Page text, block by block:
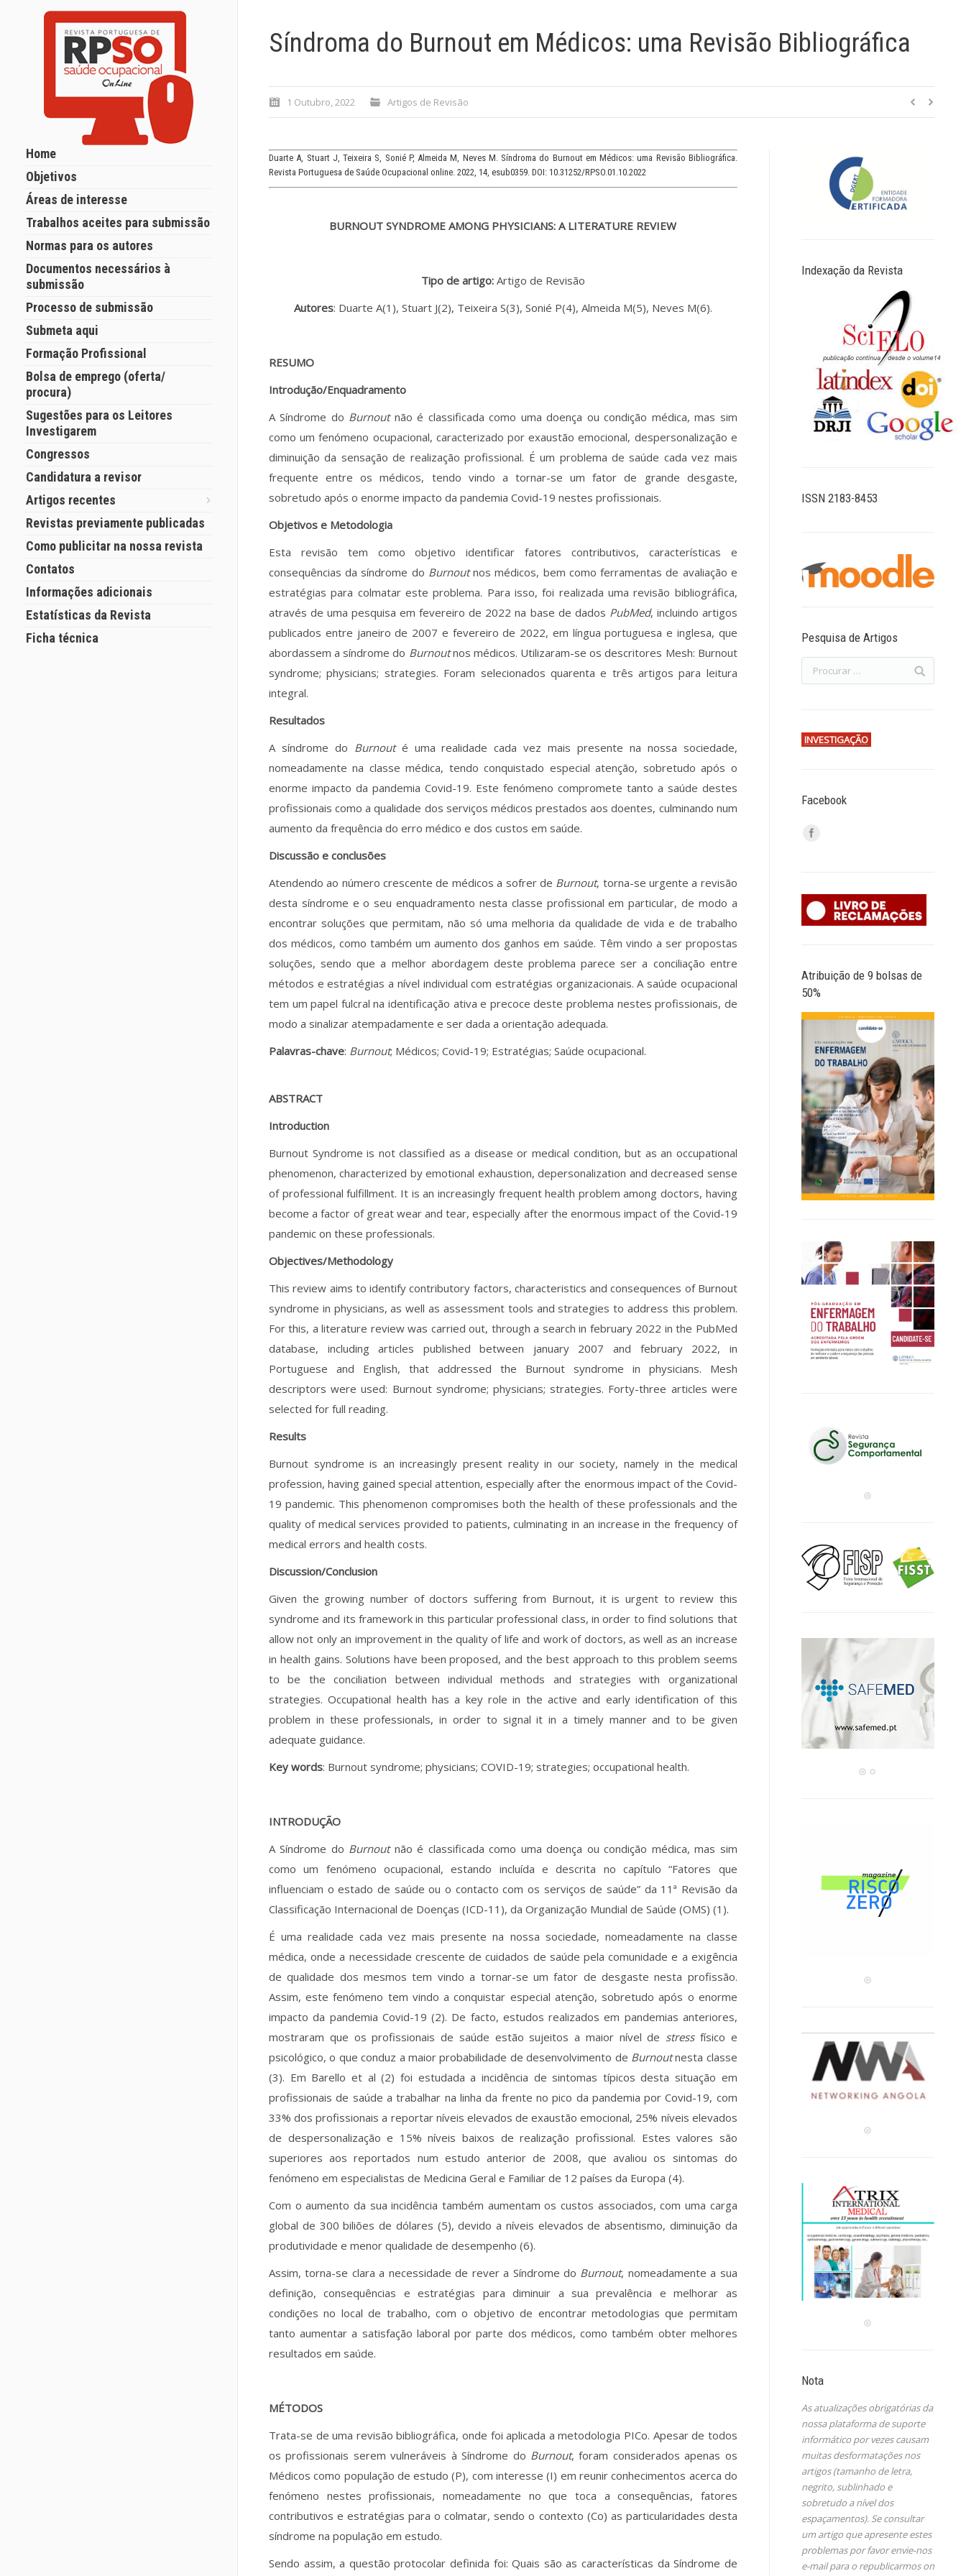
Home
Objetivos
Áreas de interesse
Trabalhos aceites para submissão
Normas para os autores
Documentos necessários à
submissão
Processo de submissão
Submeta aqui
Formação Profissional
Bolsa de emprego (oferta/
procura)
Sugestões para os Leitores
Investigarem
Congressos
Candidatura a revisor
Artigos recentes
Revistas previamente publicadas
Como publicitar na nossa revista
Contatos
Informações adicionais
Estatísticas da Revista
Ficha técnica
Síndroma do Burnout em Médicos: uma Revisão Bibliográfica
1 Outubro, 2022 Artigos de Revisão
Duarte A, Stuart J, Teixeira S, Sonié P, Almeida M, Neves M. Síndroma do Burnout em Médicos: uma Revisão Bibliográfica.
Revista Portuguesa de Saúde Ocupacional online. 2022, 14, esub0359. DOI: 10.31252/RPSO.01.10.2022
BURNOUT SYNDROME AMONG PHYSICIANS: A LITERATURE REVIEW
Tipo de artigo:Artigo de Revisão
Autores: Duarte A(1), Stuart J(2), Teixeira S(3), Sonié P(4), Almeida M(5), Neves M(6).
RESUMO
Introdução/Enquadramento
A Síndrome do Burnoutnão é classificada como uma doença ou condição médica, mas sim
como um fenómeno ocupacional, caracterizado por exaustão emocional, despersonalização e
diminuição da sensação de realização profissional. É um problema de saúde cada vez mais
frequente entre os médicos, tendo vindo a tornar-se um fator de grande desgaste,
sobretudo após o enorme impacto da pandemia Covid-19 nestes profissionais.
Objetivos e Metodologia
Esta revisão tem como objetivo identificar fatores contributivos, características e
consequências da síndrome do Burnoutnos médicos, bem como ferramentas de avaliação e
estratégias para colmatar este problema. Para isso, foi realizada uma revisão bibliográfica,
através de uma pesquisa em fevereiro de 2022 na base de dados PubMed, incluindo artigos
publicados entre janeiro de 2007 e fevereiro de 2022, em língua portuguesa e inglesa, que
abordassem a síndrome do Burnoutnos médicos. Utilizaram-se os descritores Mesh: Burnout
syndrome; physicians; strategies. Foram selecionados quarenta e três artigos para leitura
integral.
Resultados
A síndrome do Burnouté uma realidade cada vez mais presente na nossa sociedade,
nomeadamente na classe médica, tendo conquistado especial atenção, sobretudo após o
enorme impacto da pandemia Covid-19. Este fenómeno compromete tanto a saúde destes
profissionais como a qualidade dos serviços médicos prestados aos doentes, culminando num
aumento da frequência do erro médico e dos custos em saúde.
Discussão e conclusões
Atendendo ao número crescente de médicos a sofrer de Burnout, torna-se urgente a revisão
desta síndrome e o seu enquadramento nesta classe profissional em particular, de modo a
encontrar soluções que permitam, não só uma melhoria da qualidade de vida e de trabalho
dos médicos, como também um aumento dos ganhos em saúde. Têm vindo a ser propostas
soluções, sendo que a melhor abordagem deste problema parece ser a conciliação entre
métodos e estratégias a nível individual com estratégias organizacionais. A saúde ocupacional
tem um papel fulcral na identificação ativa e precoce deste problema nestes profissionais, de
modo a sinalizar atempadamente e ser dada a orientação adequada.
Palavras-chave: Burnout; Médicos; Covid-19; Estratégias; Saúde ocupacional.
ABSTRACT
Introduction
Burnout Syndrome is not classified as a disease or medical condition, but as an occupational
phenomenon, characterized by emotional exhaustion, depersonalization and decreased sense
of professional fulfillment. It is an increasingly frequent health problem among doctors, having
become a factor of great wear and tear, especially after the enormous impact of the Covid-19
pandemic on these professionals.
Objectives/Methodology
This review aims to identify contributory factors, characteristics and consequences of Burnout
syndrome in physicians, as well as assessment tools and strategies to address this problem.
For this, a literature review was carried out, through a search in february 2022 in the PubMed
database, including articles published between january 2007 and february 2022, in
Portuguese and English, that addressed the Burnout syndrome in physicians. Mesh
descriptors were used: Burnout syndrome; physicians; strategies. Forty-three articles were
selected for full reading.
Results
Burnout syndrome is an increasingly present reality in our society, namely in the medical
profession, having gained special attention, especially after the enormous impact of the Covid-
19 pandemic. This phenomenon compromises both the health of these professionals and the
quality of medical services provided to patients, culminating in an increase in the frequency of
medical errors and health costs.
Discussion/Conclusion
Given the growing number of doctors suffering from Burnout, it is urgent to review this
syndrome and its framework in this particular professional class, in order to find solutions that
allow not only an improvement in the quality of life and work of doctors, as well as an increase
in health gains. Solutions have been proposed, and the best approach to this problem seems
to be the conciliation between individual methods and strategies with organizational
strategies. Occupational health has a key role in the active and early identification of this
problem in these professionals, in order to signal it in a timely manner and to be given
adequate guidance.
Key words: Burnout syndrome; physicians; COVID-19; strategies; occupational health.
INTRODUÇÃO
A Síndrome do Burnoutnão é classificada como uma doença ou condição médica, mas sim
como um fenómeno ocupacional, estando incluída e descrita no capítulo “Fatores que
influenciam o estado de saúde ou o contacto com os serviços de saúde” da 11ª Revisão da
Classificação Internacional de Doenças (ICD-11), da Organização Mundial de Saúde (OMS) (1).
É uma realidade cada vez mais presente na nossa sociedade, nomeadamente na classe
médica, onde a necessidade crescente de cuidados de saúde pela comunidade e a exigência
de qualidade dos mesmos tem vindo a tornar-se um fator de desgaste nesta profissão.
Assim, este fenómeno tem vindo a conquistar especial atenção, sobretudo após o enorme
impacto da pandemia Covid-19 (2). De facto, estudos realizados em pandemias anteriores,
mostraram que os profissionais de saúde estão sujeitos a maior nível de stressfísico e
psicológico, o que conduz a maior probabilidade de desenvolvimento de Burnoutnesta classe
(3). Em Barello et al (2) foi estudada a incidência de sintomas típicos desta situação em
profissionais de saúde a trabalhar na linha da frente no pico da pandemia por Covid-19, com
33% dos profissionais a reportar níveis elevados de exaustão emocional, 25% níveis elevados
de despersonalização e 15% níveis baixos de realização profissional. Estes valores são
superiores aos reportados num estudo anterior de 2008, que avaliou os sintomas do
fenómeno em especialistas de Medicina Geral e Familiar de 12 países da Europa (4).
Com o aumento da sua incidência também aumentam os custos associados, com uma carga
global de 300 biliões de dólares (5), devido a níveis elevados de absentismo, diminuição da
produtividade e menor qualidade de desempenho (6).
Assim, torna-se clara a necessidade de rever a Síndrome do Burnout, nomeadamente a sua
definição, consequências e estratégias para diminuir a sua prevalência e melhorar as
condições no local de trabalho, com o objetivo de encontrar metodologias que permitam
tanto aumentar a satisfação laboral por parte dos médicos, como também obter melhores
resultados em saúde.
MÉTODOS
Trata-se de uma revisão bibliográfica, onde foi aplicada a metodologia PICo. Apesar de todos
os profissionais serem vulneráveis à Síndrome do Burnout, foram considerados apenas os
Médicos como população de estudo (P), com interesse (I) em reunir conhecimentos acerca do
fenómeno nestes profissionais, nomeadamente no que toca a consequências, fatores
contributivos e estratégias para o colmatar, sendo o contexto (Co) as particularidades desta
síndrome na população em estudo.
Sendo assim, a questão protocolar definida foi: Quais são as características da Síndrome de
Indexação da Revista
ISSN 2183-8453
Pesquisa de Artigos
INVESTIGAÇÃO
Facebook
Atribuição de 9 bolsas de
50%
Nota
As atualizações obrigatórias da
nossa plataforma de suporte
informático por vezes causam
muitas desformatações nos
artigos (tamanho de letra,
negrito, sublinhado e
sobretudo a nível dos
espaçamentos). Se consultar
um artigo que apresente estes
problemas por favor envie-nos
e-mail para o republicarmos on